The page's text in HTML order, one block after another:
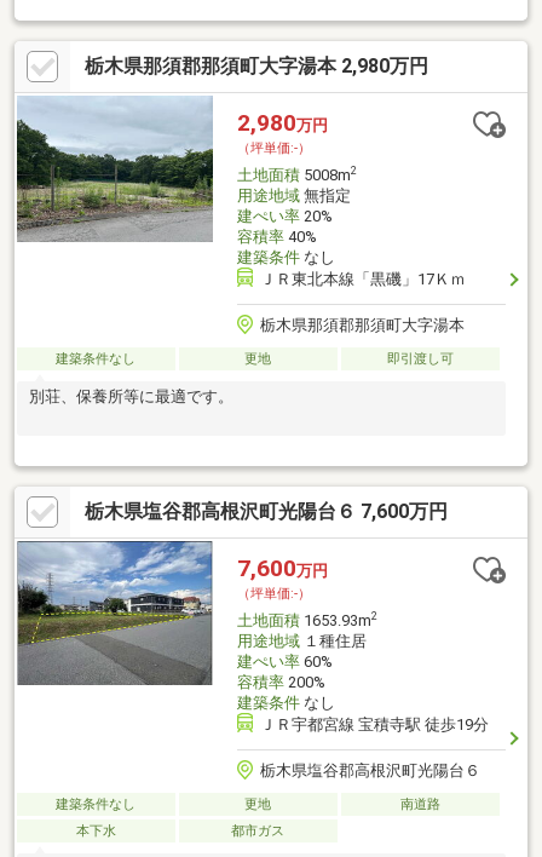
栃木県那須郡那須町大字湯本 2,980万円
2,980万円
（坪単価:-）
土地面積5008m2
用途地域無指定
建ぺい率20%
容積率40%
建築条件なし
ＪＲ東北本線「黒磯」17Ｋｍ
栃木県那須郡那須町大字湯本
建築条件なし 更地 即引渡し可
別荘、保養所等に最適です。
栃木県塩谷郡高根沢町光陽台６ 7,600万円
7,600万円
（坪単価:-）
土地面積1653.93m2
用途地域１種住居
建ぺい率60%
容積率200%
建築条件なし
ＪＲ宇都宮線 宝積寺駅 徒歩19分
栃木県塩谷郡高根沢町光陽台６
建築条件なし 更地
南道路
本下水
都市ガス